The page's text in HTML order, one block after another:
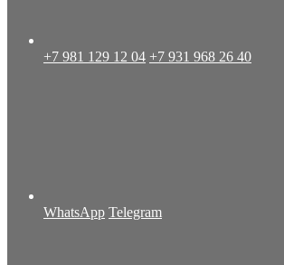
+7 981 129 12 04 +7 931 968 26 40
WhatsApp Telegram